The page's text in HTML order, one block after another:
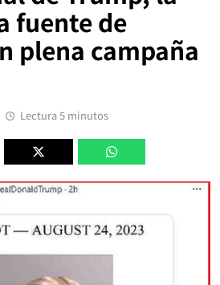
fuente de
plena campaña
Lectura 5 minutos